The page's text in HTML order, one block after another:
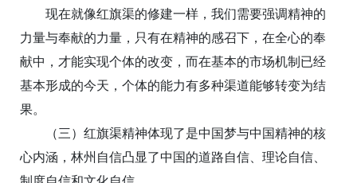
现在就像红旗渠的修建一样，我们需要强调精神的
力量与奉献的力量，只有在精神的感召下，在全心的奉
献中，才能实现个体的改变，而在基本的市场机制已经
基本形成的今天，个体的能力有多种渠道能够转变为结
果。
（三）红旗渠精神体现了是中国梦与中国精神的核
心内涵，林州自信凸显了中国的道路自信、理论自信、